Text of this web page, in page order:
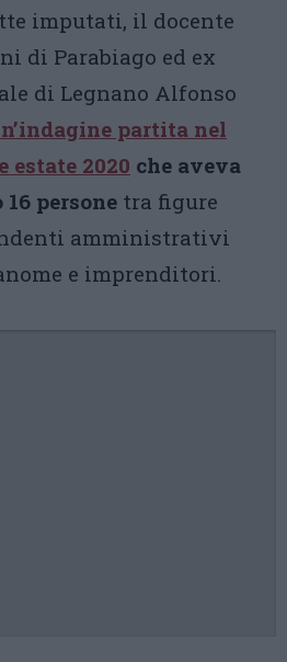
imputati, il docente
di Parabiago ed ex
di Legnano Alfonso
partita nel
estate 2020 che aveva
persone tra figure
amministrativi
e imprenditori.